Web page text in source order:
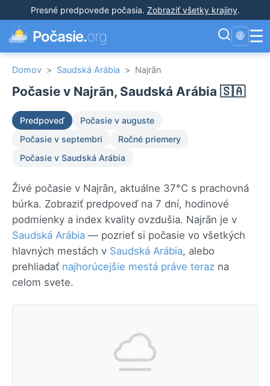
Presné predpovede počasia. Zobraziť všetky krajiny.
Počasie.org 🌐 ☰
Domov > Saudská Arábia > Najrān
Počasie v Najrān, Saudská Arábia 🇸🇦
Predpoveď
Počasie v auguste
Počasie v septembri
Ročné priemery
Počasie v Saudská Arábia
Živé počasie v Najrān, aktuálne 37°C s prachovná
búrka. Zobraziť predpoveď na 7 dní, hodinové
podmienky a index kvality ovzdušia. Najrān je v
Saudská Arábia — pozrieť si počasie vo všetkých
hlavných mestách v Saudská Arábia, alebo
prehliadať najhorúcejšie mestá práve teraz na
celom svete.